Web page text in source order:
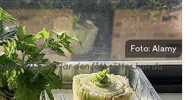
i ett glas När den fått rötter kan du
Foto: Alamy